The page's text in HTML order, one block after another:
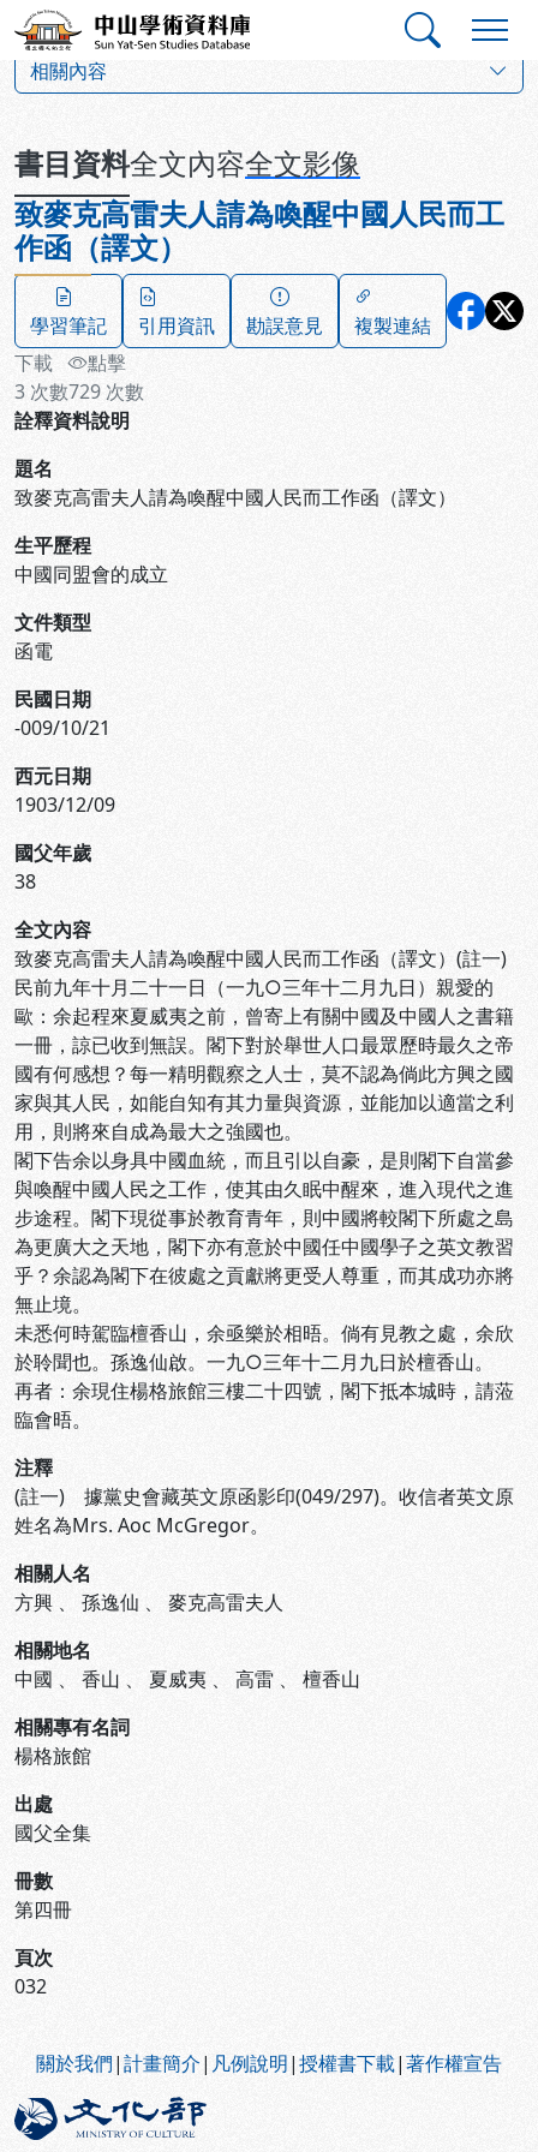
跳到主要內容
中山學術資料庫
相關內容
書目資料全文內容全文影像
致麥克高雷夫人請為喚醒中國人民而工
作函（譯文）
學習筆記 引用資訊 勘誤意見
複製連結
下載
3 次數
點擊
729 次數
詮釋資料說明
題名
致麥克高雷夫人請為喚醒中國人民而工作函（譯文）
生平歷程
中國同盟會的成立
文件類型
函電
民國日期
-009/10/21
西元日期
1903/12/09
國父年歲
38
全文內容
致麥克高雷夫人請為喚醒中國人民而工作函（譯文）(註一)
民前九年十月二十一日（一九○三年十二月九日）親愛的
歐：余起程來夏威夷之前，曾寄上有關中國及中國人之書籍
一冊，諒已收到無誤。閣下對於舉世人口最眾歷時最久之帝
國有何感想？每一精明觀察之人士，莫不認為倘此方興之國
家與其人民，如能自知有其力量與資源，並能加以適當之利
用，則將來自成為最大之強國也。
閣下告余以身具中國血統，而且引以自豪，是則閣下自當參
與喚醒中國人民之工作，使其由久眠中醒來，進入現代之進
步途程。閣下現從事於教育青年，則中國將較閣下所處之島
為更廣大之天地，閣下亦有意於中國任中國學子之英文教習
乎？余認為閣下在彼處之貢獻將更受人尊重，而其成功亦將
無止境。
未悉何時駕臨檀香山，余亟樂於相晤。倘有見教之處，余欣
於聆聞也。孫逸仙啟。一九○三年十二月九日於檀香山。
再者：余現住楊格旅館三樓二十四號，閣下抵本城時，請蒞
臨會晤。
注釋
(註一) 據黨史會藏英文原函影印(049/297)。收信者英文原
姓名為Mrs. Aoc McGregor。
相關人名
方興 、 孫逸仙 、 麥克高雷夫人
相關地名
中國 、 香山 、 夏威夷 、 高雷 、 檀香山
相關專有名詞
楊格旅館
出處
國父全集
冊數
第四冊
頁次
032
關於我們|計畫簡介| 凡例說明|授權書下載|著作權宣告